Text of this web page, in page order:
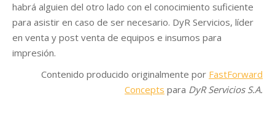
habrá alguien del otro lado con el conocimiento suficiente
para asistir en caso de ser necesario. DyR Servicios, líder
en venta y post venta de equipos e insumos para
impresión.
Contenido producido originalmente por FastForward
Concepts para DyR Servicios S.A.